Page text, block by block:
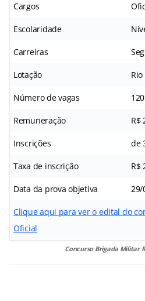
Cargos
Escolaridade
Carreiras
Lotação
Número de vagas
Remuneração R$
Inscrições de
Taxa de inscrição R$
Data da prova objetiva 29/
Clique aqui para ver o edital do
Oficial
Concurso Brigada Militar